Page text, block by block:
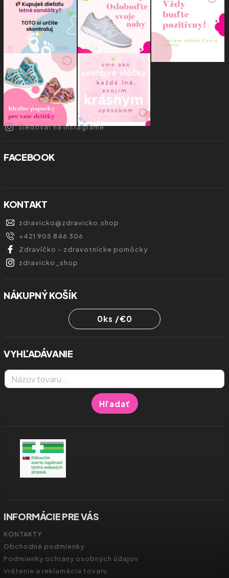
Sledovať na Instagrame
FACEBOOK
KONTAKT
zdravicko@zdravicko.shop
+421 905 846 306
Zdravíčko - zdravotnícke pomôcky
zdravicko_shop
NÁKUPNÝ KOŠÍK
0ks /€0
VYHĽADÁVANIE
Hľadať
INFORMÁCIE PRE VÁS
KONTAKTY
Obchodné podmienky
Podmienky ochrany osobných údajov
Vrátenie a reklamácia tovaru